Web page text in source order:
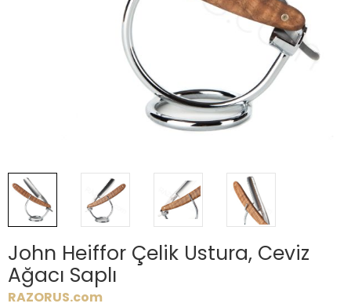
John Heiffor Çelik Ustura, Ceviz
Ağacı Saplı
RAZORUS.com